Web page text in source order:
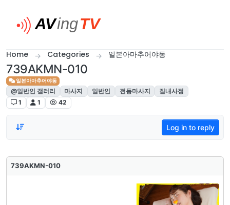
Home Categories 일본아마추어야동
739AKMN-010
일본아마추어야동
@일반인 갤러리 마사지 일반인 전동마사지
질내사정
1
1 42
Log in to reply
739AKMN-010